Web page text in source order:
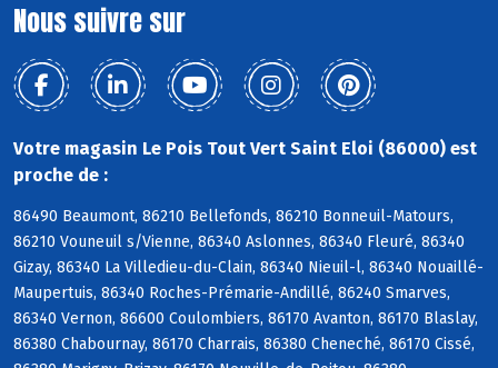
Nous suivre sur
Votre magasin Le Pois Tout Vert Saint Eloi (86000) est
proche de :
86490 Beaumont, 86210 Bellefonds, 86210 Bonneuil-Matours,
86210 Vouneuil s/Vienne, 86340 Aslonnes, 86340 Fleuré, 86340
Gizay, 86340 La Villedieu-du-Clain, 86340 Nieuil-l, 86340 Nouaillé-
Maupertuis, 86340 Roches-Prémarie-Andillé, 86240 Smarves,
86340 Vernon, 86600 Coulombiers, 86170 Avanton, 86170 Blaslay,
86380 Chabournay, 86170 Charrais, 86380 Cheneché, 86170 Cissé,